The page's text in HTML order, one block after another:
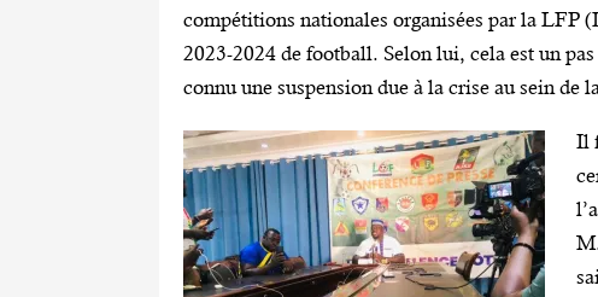
compétitions nationales organisées par la LFP
2023-2024 de football. Selon lui, cela est un
connu une suspension due à la crise au sein de
Il